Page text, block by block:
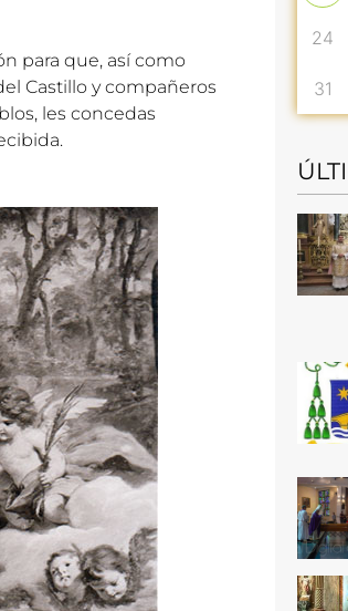
para que, así como
Castillo y compañeros
les concedas
24
31